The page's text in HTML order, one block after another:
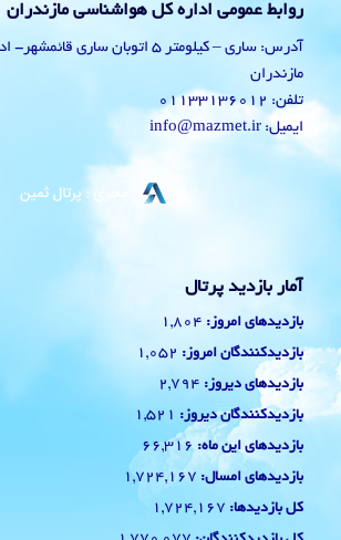
روابط عمومی اداره کل هواشناسی مازندران
آدرس: ساری – کیلومتر 5 اتوبان ساری
مازندران
تلفن: 01133136012
ایمیل: info@mazmet.ir
آمار بازدید پرتال
بازدیدهای امروز: 1,804
بازدیدکنندگان امروز: 1,052
بازدیدهای دیروز: 2,794
بازدیدکنندگان دیروز: 1,521
بازدیدهای این ماه: 66,316
بازدیدهای امسال: 1,724,167
کل بازدیدها: 1,724,167